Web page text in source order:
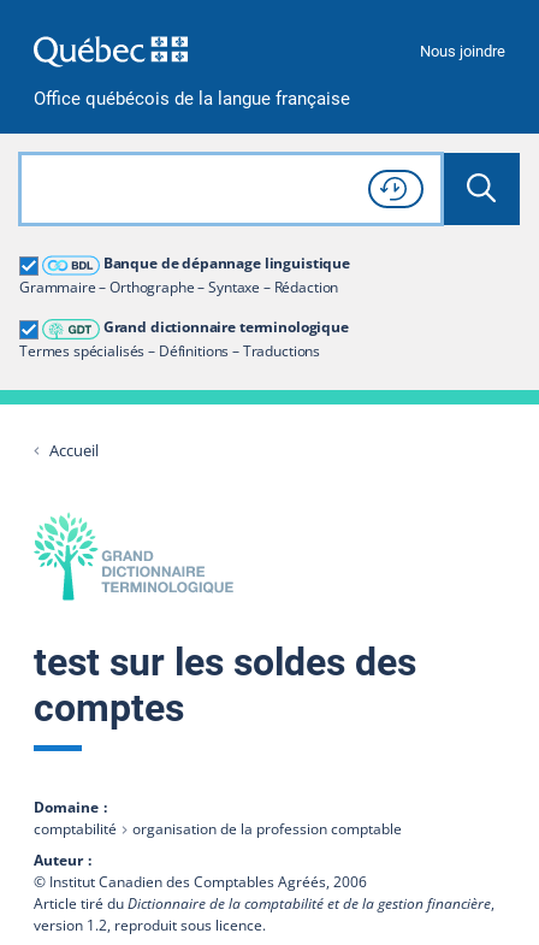
Office québécois de la langue française
Nous joindre
Rechercher dans tout le site
Lancer
Consulter l'
Historique
de recherche
Banque de dépannage linguistique
Grammaire – Orthographe – Syntaxe – Rédaction
Grand dictionnaire terminologique
Termes spécialisés – Définitions – Traductions
Grand dictionnaire terminologique
Restreindre aux termes
Accueil
test sur les soldes des
comptes
Domaine
comptabilité
organisation de la profession comptable
Auteur
© Institut Canadien des Comptables Agréés, 2006
Article tiré duDictionnaire de la comptabilité et de la gestion financière,
version 1.2, reproduit sous licence.